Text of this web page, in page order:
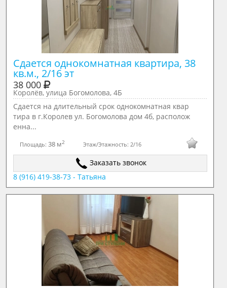
Сдается однокомнатная квартира, 38
кв.м., 2/16 эт
38 000
Королёв, улица Богомолова, 4Б
Сдается на длительный срок однокомнатная квар
тира в г.Королев ул. Богомолова дом 4б, располож
енна...
Площадь: 38 м2 Этаж/Этажность: 2/16
Заказать звонок
8 (916) 419-38-73 - Татьяна